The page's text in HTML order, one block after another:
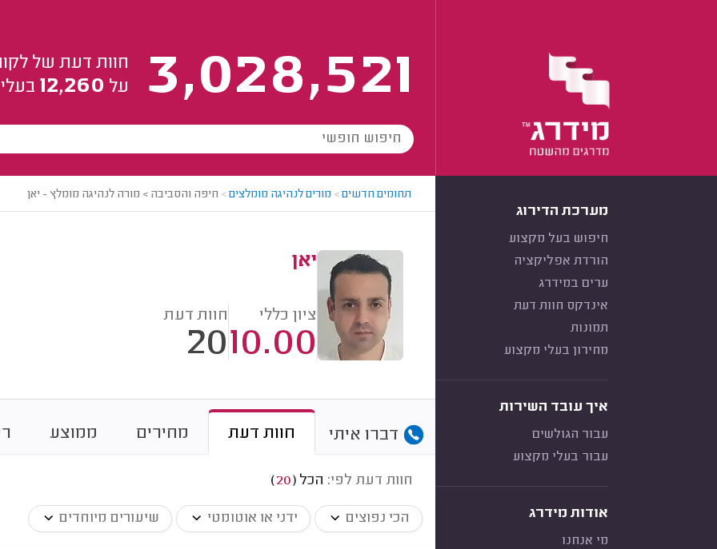
3,028,521
חוות דעת של
על 12,260
מערכת הדירוג
חיפוש בעל מקצוע
הורדת אפליקציה
ערים במידרג
אינדקס חוות דעת
תמונות
מחירון בעלי מקצוע
איך עובד השירות
עבור הגולשים
עבור בעלי מקצוע
אודות מידרג
מי אנחנו
תחומים חדשים> מורים לנהיגה מומלצים> חיפה והסביבה > מורה לנהיגה מומלץ - יאן
יאן
ציון כללי
10.00
חוות דעת
20
דברו איתי חוות דעת מחירים ממוצע
חוות דעת לפי: הכל (
20
)
הכי נפוצים ידני או אוטומטי שיעורים מיוחדים